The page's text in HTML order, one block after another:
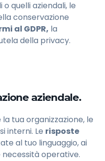
quelli aziendali, le
conservazione
al GDPR, la
della privacy.
aziendale.
tua organizzazione, le
interni. Le risposte
al tuo linguaggio, ai
necessità operative.